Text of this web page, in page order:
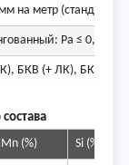
на метр (стандарт);
Ра ≤ 0,4-0,8
БКВ (+ ЛК), БКС (+
Mn (%) Si (%)